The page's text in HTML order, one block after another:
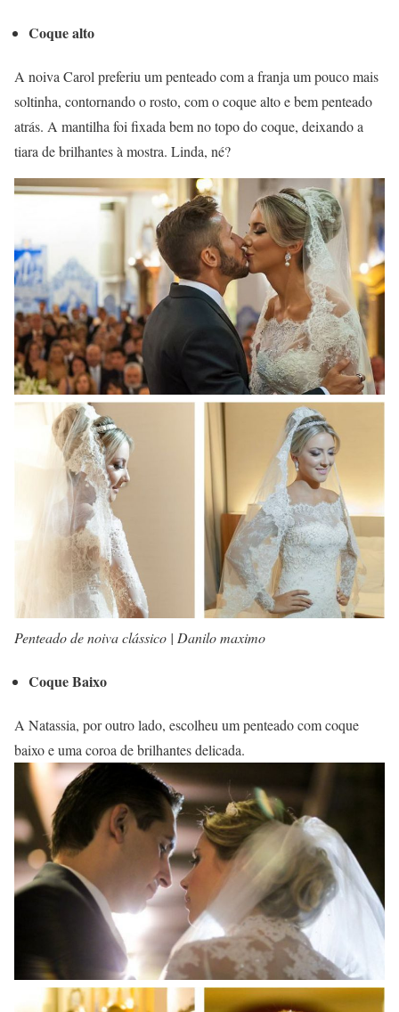
Coque alto
A noiva Carol preferiu um penteado com a franja um pouco mais
soltinha, contornando o rosto, com o coque alto e bem penteado
atrás. A mantilha foi fixada bem no topo do coque, deixando a
tiara de brilhantes à mostra. Linda, né?
Penteado de noiva clássico | Danilo maximo
Coque Baixo
A Natassia, por outro lado, escolheu um penteado com coque
baixo e uma coroa de brilhantes delicada.